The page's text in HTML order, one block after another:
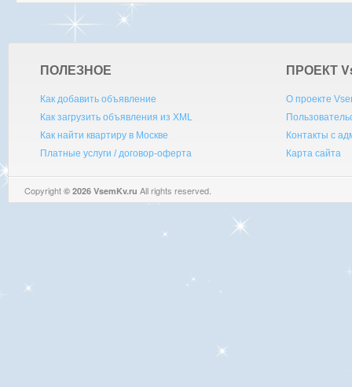
ПОЛЕЗНОЕ
Как добавить объявление
Как загрузить объявления из XML
Как найти квартиру в Москве
Платные услуги / договор-оферта
ПРОЕКТ V
О проекте
Контакты с
Карта сайта
Copyright © 2026 VsemKv.ru All rights reserved.